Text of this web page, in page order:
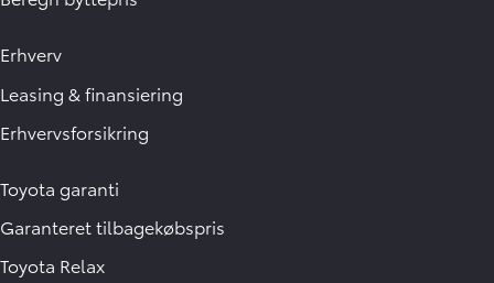
Erhverv
Leasing & finansiering
Erhvervsforsikring
Toyota garanti
Garanteret tilbagekøbspris
Toyota Relax